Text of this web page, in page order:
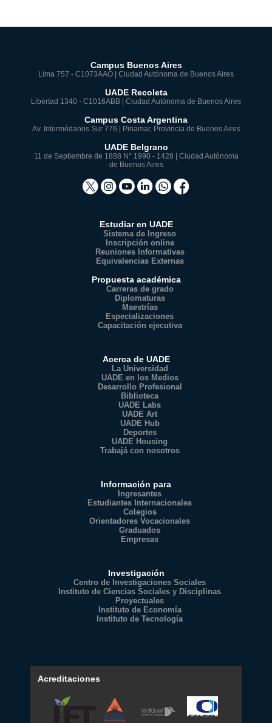
Campus Buenos Aires
Lima 757 - C1073AAO | Ciudad Autónoma de Buenos Aires
UADE Recoleta
Libertad 1340 - C1016ABB | Ciudad Autónoma de Buenos Aires
Campus Costa Argentina
Av. Intermédanos Sur 776 | Pinamar, Provincia de Buenos Aires
UADE Belgrano
11 de Septiembre de 1888 N° 1990 - 1428 | Ciudad Autónoma
de Buenos Aires
Estudiar en UADE
Sistema de Ingreso
Inscripción online
Reuniones Informativas
Equivalencias Externas
Propuesta académica
Carreras de grado
Diplomaturas
Maestrías
Especializaciones
Capacitación ejecutiva
Acerca de UADE
La Universidad
UADE en los Medios
Desarrollo Profesional
Biblioteca
UADE Labs
UADE Art
UADE Hub
Deportes
UADE Housing
Trabajá con nosotros
Información para
Ingresantes
Estudiantes Internacionales
Colegios
Orientadores Vocacionales
Graduados
Empresas
Investigación
Centro de Investigaciones Sociales
Instituto de Ciencias Sociales y Disciplinas
Proyectuales
Instituto de Economía
Instituto de Tecnología
Acreditaciones